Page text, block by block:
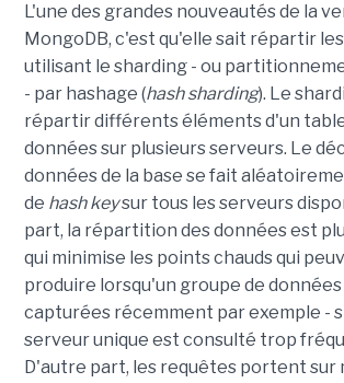
L'une des grandes nouveautés de la
MongoDB, c'est qu'elle sait répartir
utilisant le sharding - ou
- par hashage (hash sharding). Le
répartir différents éléments d'un
données sur plusieurs serveurs. Le
données de la base se fait
de hash keysur tous les serveurs
part, la répartition des données est
qui minimise les points chauds qui
produire lorsqu'un groupe de
capturées récemment par exemple -
serveur unique est consulté trop
D'autre part, les requêtes portent sur